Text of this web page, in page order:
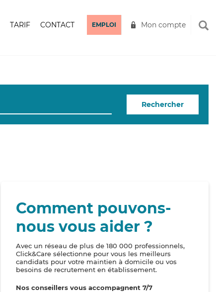
TARIF CONTACT EMPLOI Mon compte
Rechercher
Comment pouvons-
nous vous aider ?
Avec un réseau de plus de 180 000 professionnels,
Click&Care sélectionne pour vous les meilleurs
candidats pour votre maintien à domicile ou vos
besoins de recrutement en établissement.
Nos conseillers vous accompagnent 7/7